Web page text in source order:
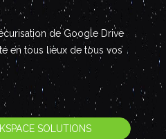
de Google Drive
en tous lieux de tous vos
SOLUTIONS